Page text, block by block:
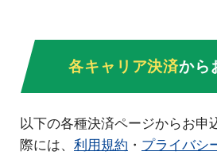
各キャリア決済から
以下の各種決済ページからお
際には、 利用規約 ・ プライバシ